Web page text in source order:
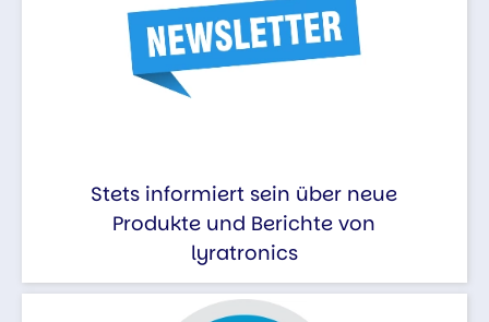
Stets informiert sein über neue
Produkte und Berichte von
lyratronics